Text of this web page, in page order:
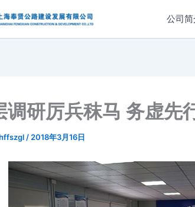
公司简
调研厉兵秣马 务虚先
/ 2018年3月16日